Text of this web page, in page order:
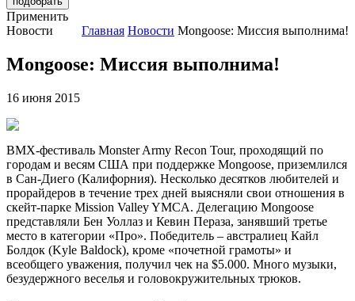
Применить
Новости
Главная Новости Mongoose: Миссия выполнима!
Mongoose: Миссия выполнима!
16 июня 2015
BMX-фестиваль Monster Army Recon Tour, проходящий по
городам и весям США при поддержке Mongoose, приземлился
в Сан-Диего (Калифорния). Несколько десятков любителей и
прорайдеров в течение трех дней выясняли свои отношения в
скейт-парке Mission Valley YMCA. Делегацию Mongoose
представляли Бен Уоллаз и Кевин Пераза, занявший третье
место в категории «Про». Победитель – австралиец Кайл
Болдок (Kyle Baldock), кроме «почетной грамоты» и
всеобщего уважения, получил чек на $5.000. Много музыки,
безудержного веселья и головокружительных трюков.